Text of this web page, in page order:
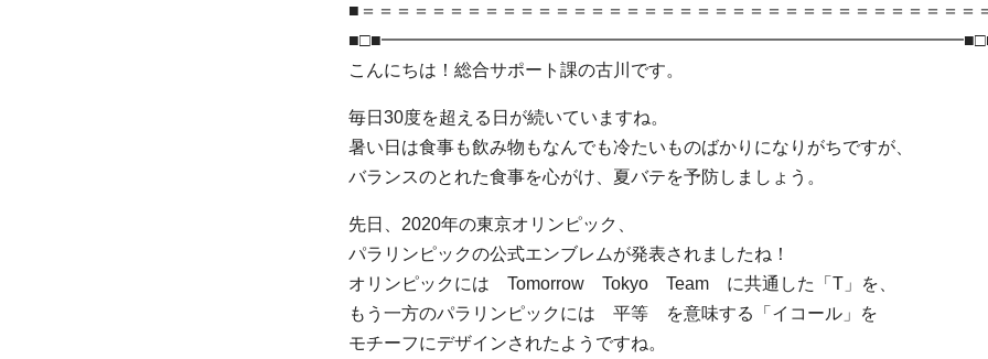
■＝＝＝＝＝＝＝＝＝＝＝＝＝＝＝＝＝＝＝＝＝＝＝＝＝＝＝＝＝＝＝＝＝＝＝
こんにちは！総合サポート課の古川です。
毎日30度を超える日が続いていますね。
暑い日は食事も飲み物もなんでも冷たいものばかりになりがちですが、
バランスのとれた食事を心がけ、夏バテを予防しましょう。
先日、2020年の東京オリンピック、
パラリンピックの公式エンブレムが発表されましたね！
オリンピックには Tomorrow Tokyo Team に共通した「T」を、
もう一方のパラリンピックには 平等 を意味する「イコール」を
モチーフにデザインされたようですね。